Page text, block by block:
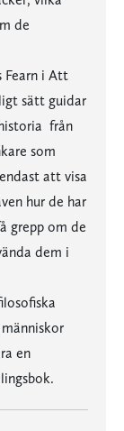
de
i Att
sätt guidar
 från
som
att visa
hur de har
grepp om de
dem i
en